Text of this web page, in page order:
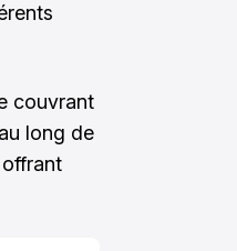
couvrant
long de